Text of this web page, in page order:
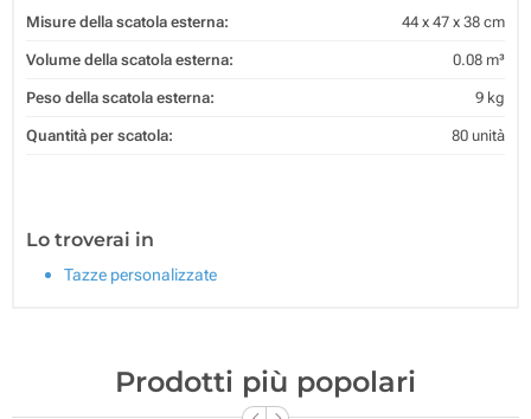
Misure della scatola esterna: 44 x 47 x 38 cm
Volume della scatola esterna: 0.08 m³
Peso della scatola esterna: 9 kg
Quantità per scatola: 80 unità
Lo troverai in
Tazze personalizzate
Prodotti più popolari